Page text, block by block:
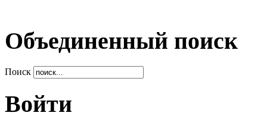
Объединенный поиск
Поиск
Войти